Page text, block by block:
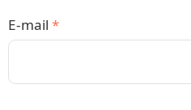
E-mail *